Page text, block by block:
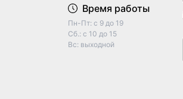
Время работы
Пн-Пт: с 9 до 19
Сб.: с 10 до 15
Вс: выходной